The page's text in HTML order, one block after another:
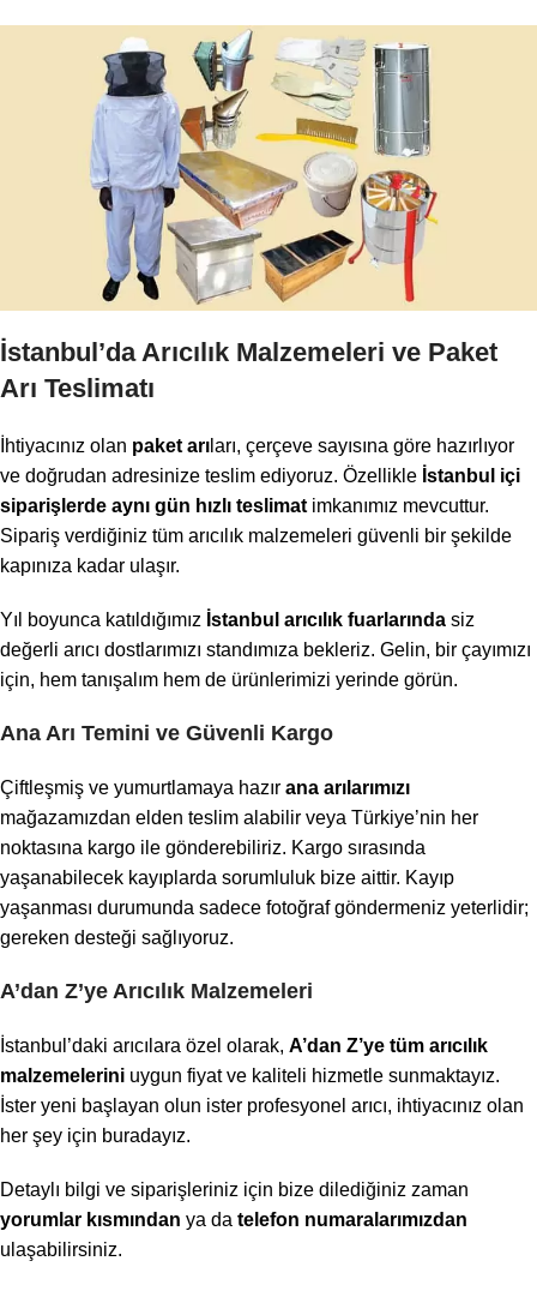
İstanbul’da Arıcılık Malzemeleri ve Paket
Arı Teslimatı
İhtiyacınız olan paket arı ları, çerçeve sayısına göre hazırlıyor
ve doğrudan adresinize teslim ediyoruz. Özellikle İstanbul içi
siparişlerde aynı gün hızlı teslimatimkanımız mevcuttur.
Sipariş verdiğiniz tüm arıcılık malzemeleri güvenli bir şekilde
kapınıza kadar ulaşır.
Yıl boyunca katıldığımız İstanbul arıcılık fuarlarında siz
değerli arıcı dostlarımızı standımıza bekleriz. Gelin, bir çayımızı
için, hem tanışalım hem de ürünlerimizi yerinde görün.
Ana Arı Temini ve Güvenli Kargo
Çiftleşmiş ve yumurtlamaya hazır ana arılarımızı
mağazamızdan elden teslim alabilir veya Türkiye’nin her
noktasına kargo ile gönderebiliriz. Kargo sırasında
yaşanabilecek kayıplarda sorumluluk bize aittir. Kayıp
yaşanması durumunda sadece fotoğraf göndermeniz yeterlidir;
gereken desteği sağlıyoruz.
A’dan Z’ye Arıcılık Malzemeleri
İstanbul’daki arıcılara özel olarak, A’dan Z’ye tüm arıcılık
malzemelerini uygun fiyat ve kaliteli hizmetle sunmaktayız.
İster yeni başlayan olun ister profesyonel arıcı, ihtiyacınız olan
her şey için buradayız.
Detaylı bilgi ve siparişleriniz için bize dilediğiniz zaman
yorumlar kısmından ya da telefon numaralarımızdan
ulaşabilirsiniz.